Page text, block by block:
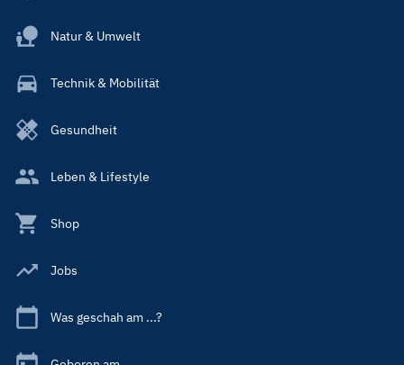
Natur & Umwelt
Technik & Mobilität
Gesundheit
Leben & Lifestyle
Shop
Jobs
Was geschah am ...?